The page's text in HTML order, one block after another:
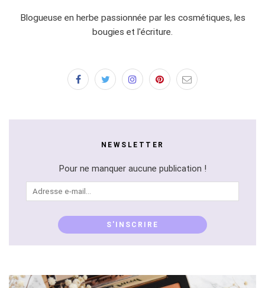
Blogueuse en herbe passionnée par les cosmétiques, les
bougies et l'écriture.
NEWSLETTER
Pour ne manquer aucune publication !
Adresse
e-
S'INSCRIRE